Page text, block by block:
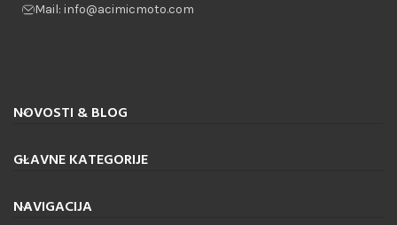
Mail: info@acimicmoto.com
NOVOSTI & BLOG
GLAVNE KATEGORIJE
NAVIGACIJA